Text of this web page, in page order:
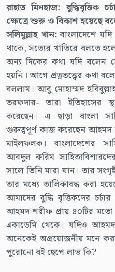
রাহাত মিনহাজ: বুদ্ধিবৃত্তিক
ক্ষেত্রে শুরু ও বিকাশ হয়েছে
সলিমুল্লাহ খান: বাংলাদেশে
থাকে, সত্যের খাতিরে বলতে
অন্য দিকের কথা যদি বলেন
হয়নি। আগে প্রত্নতত্ত্বের কথা
বললাম। আবু মোহাম্মদ
তরফদার- তারা ইতিহাসের
করেছেন। এ ছাড়া বাংলা
গুরুত্বপূর্ণ কাজ করেছেন আহমদ
মাইলফলক। বাংলাদেশের
আবদুল করিম
সালে তিনি মারা যান। তার
তার মধ্যে তালিকাবদ্ধ করা
আমাদের বুদ্ধি বৃত্তিকদের
আহমদ শরীফ প্রায় ৪০টির মতো
একাডেমি থেকে। যদিও
অনেকেই অপ্রয়োজনীয় মনে
পুরোনো বই ছেপে লাভ কি?